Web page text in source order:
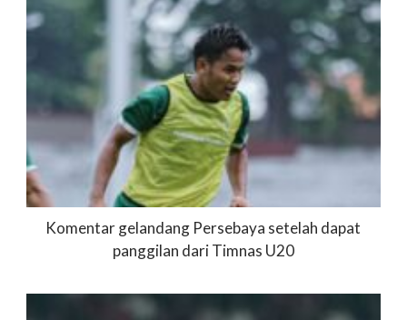
Komentar gelandang Persebaya setelah dapat
panggilan dari Timnas U20